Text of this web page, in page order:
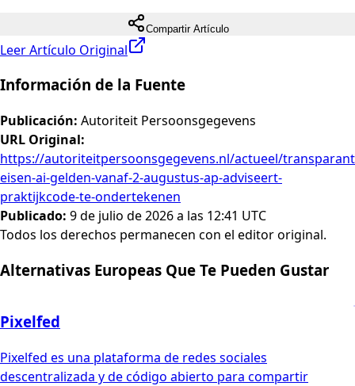
Compartir Artículo
Leer Artículo Original
Información de la Fuente
Publicación: Autoriteit Persoonsgegevens
URL Original:
https://autoriteitpersoonsgegevens.nl/actueel/
eisen-ai-gelden-vanaf-2-augustus-ap-adviseert-
praktijkcode-te-ondertekenen
Publicado: 9 de julio de 2026 a las 12:41 UTC
Todos los derechos permanecen con el editor original.
Alternativas Europeas Que Te Pueden Gustar
Pixelfed
Pixelfed es una plataforma de redes sociales
descentralizada y de código abierto para compartir